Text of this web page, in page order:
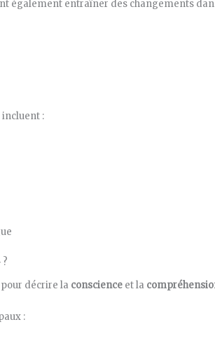
également entraîner des changements
:
décrire la conscience et la
: